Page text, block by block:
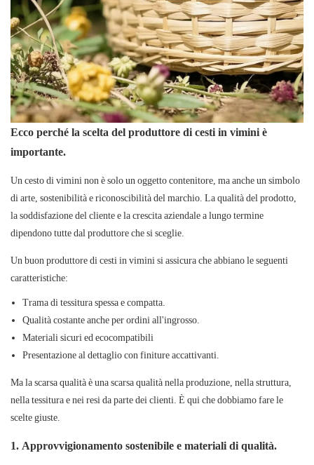
Ecco perché la scelta del produttore di cesti in vimini è
importante.
Un cesto di vimini non è solo un oggetto contenitore, ma anche un simbolo
di arte, sostenibilità e riconoscibilità del marchio. La qualità del prodotto,
la soddisfazione del cliente e la crescita aziendale a lungo termine
dipendono tutte dal produttore che si sceglie.
Un buon produttore di cesti in vimini si assicura che abbiano le seguenti
caratteristiche:
Trama di tessitura spessa e compatta.
Qualità costante anche per ordini all'ingrosso.
Materiali sicuri ed ecocompatibili
Presentazione al dettaglio con finiture accattivanti.
Ma la scarsa qualità è una scarsa qualità nella produzione, nella struttura,
nella tessitura e nei resi da parte dei clienti. È qui che dobbiamo fare le
scelte giuste.
1. Approvvigionamento sostenibile e materiali di qualità.